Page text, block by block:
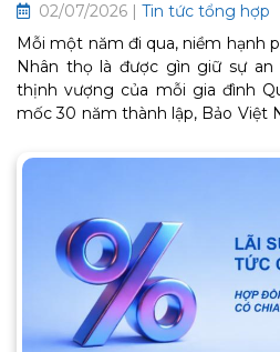
02/07/2026 | Tin tức tổng hợp
Mỗi một năm đi qua, niềm hạnh
Nhân thọ là được gìn giữ sự
thịnh vượng của mỗi gia đình
mốc 30 năm thành lập, Bảo Việt
Loyalty 2026. Đây là lời cảm ơn